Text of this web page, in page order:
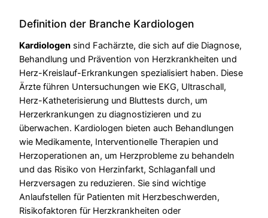
Definition der Branche Kardiologen
Kardiologen sind Fachärzte, die sich auf die Diagnose,
Behandlung und Prävention von Herzkrankheiten und
Herz-Kreislauf-Erkrankungen spezialisiert haben. Diese
Ärzte führen Untersuchungen wie EKG, Ultraschall,
Herz-Katheterisierung und Bluttests durch, um
Herzerkrankungen zu diagnostizieren und zu
überwachen. Kardiologen bieten auch Behandlungen
wie Medikamente, Interventionelle Therapien und
Herzoperationen an, um Herzprobleme zu behandeln
und das Risiko von Herzinfarkt, Schlaganfall und
Herzversagen zu reduzieren. Sie sind wichtige
Anlaufstellen für Patienten mit Herzbeschwerden,
Risikofaktoren für Herzkrankheiten oder